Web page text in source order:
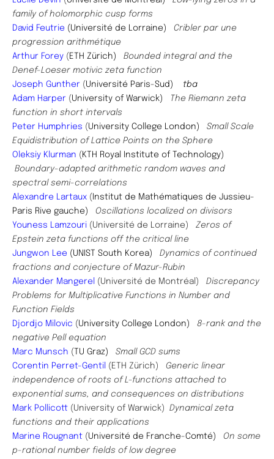
family of holomorphic cusp forms
David Feutrie (Université de Lorraine)
Cribler par une
progression arithmétique
Arthur Forey (ETH Zürich) Bounded integral and the
Denef-Loeser motivic zeta function
Joseph Gunther (Université Paris-Sud) tba
Adam Harper (University of Warwick)
The Riemann zeta
function in short intervals
Peter Humphries (University College London) Small Scale
Equidistribution of Lattice Points on the Sphere
Oleksiy Klurman (KTH Royal Institute of Technology)
Boundary-adapted arithmetic random waves and
spectral semi-correlations
Alexandre Lartaux ( Institut de Mathématiques de Jussieu-
Paris Rive gauche) Oscillations localized on divisors
​Youness Lamzouri (Université de Lorraine) Zeros of
Epstein zeta functions off the critical line
Jungwon Lee (UNIST South Korea) Dynamics of continued
fractions and conjecture of Mazur-Rubin
Alexander Mangerel
(Université de Montréal) Discrepancy
Problems for Multiplicative Functions in Number and
Function Fields
Djordjo Milovic (University College London) 8-rank and the
negative Pell equation
Marc Munsch (TU Graz) Small GCD sums
Corentin Perret-Gentil (ETH Zürich)
Generic linear
independence of roots of L-functions attached to
exponential sums, and consequences on distributions
Mark Pollicott (University of Warwick) Dynamical zeta
functions and their applications
Marine Rougnant (Université de Franche-Comté) On some
p-rational number fields of low degree